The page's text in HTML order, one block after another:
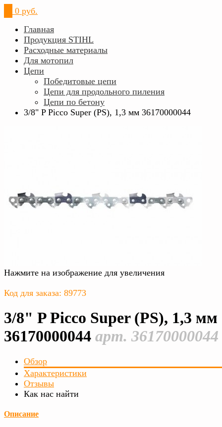
0 руб.
Главная
Продукция STIHL
Расходные материалы
Для мотопил
Цепи
Победитовые цепи
Цепи для продольного пиления
Цепи по бетону
3/8" P Picco Super (PS), 1,3 мм 36170000044
Нажмите на изображение для увеличения
Код для заказа: 89773
3/8" P Picco Super (PS), 1,3 мм
36170000044 арт. 36170000044
Обзор
Характеристики
Отзывы
Как нас найти
Описание